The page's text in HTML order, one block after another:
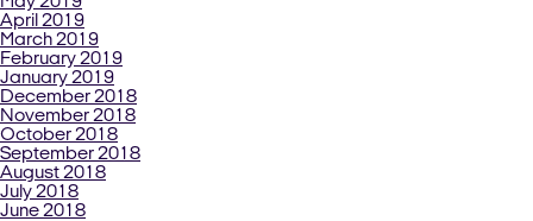
April 2019
March 2019
February 2019
January 2019
December 2018
November 2018
October 2018
September 2018
August 2018
July 2018
June 2018